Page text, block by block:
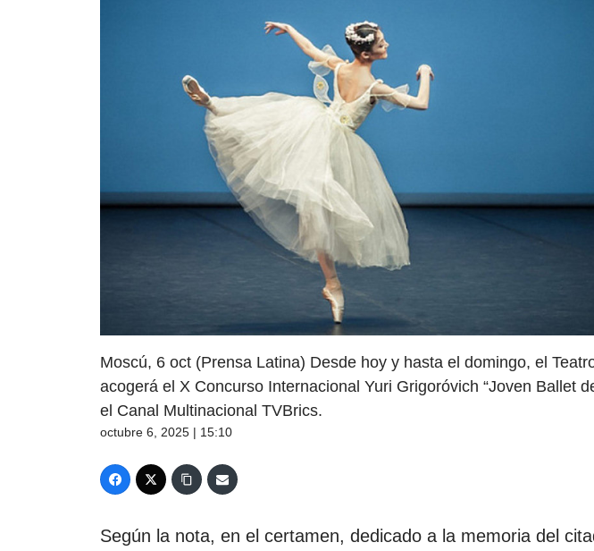
Moscú, 6 oct (Prensa Latina) Desde hoy y hasta el domingo, el
acogerá el X Concurso Internacional Yuri Grigoróvich “Joven Ballet
el Canal Multinacional TVBrics.
octubre 6, 2025 | 15:10
Según la nota, en el certamen, dedicado a la memoria del